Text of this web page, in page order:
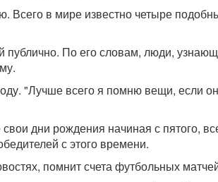
в мире известно четыре
По его словам, люди,
"Лучше всего я помню вещи, если
дни рождения начиная с пятого,
с этого времени.
помнит счета футбольных